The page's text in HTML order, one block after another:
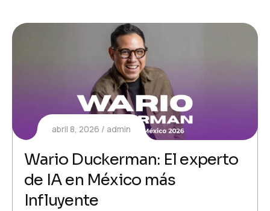
abril 8, 2026 admin
Wario Duckerman: El experto
de IA en México más
Influyente